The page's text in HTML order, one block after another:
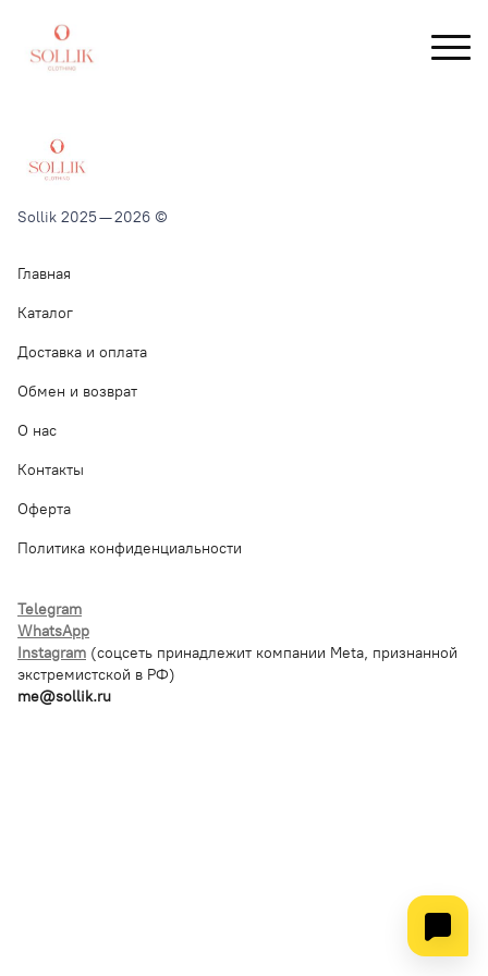
Sollik 2025 — 2026 ©
Главная
Каталог
Доставка и оплата
Обмен и возврат
О нас
Контакты
Оферта
Политика конфиденциальности
Telegram
WhatsApp
Instagram (соцсеть принадлежит компании Meta, признанной
экстремистской в РФ)
me@sollik.ru